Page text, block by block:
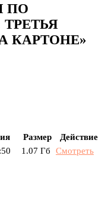
ПО
КАРТОНЕ»
Размер
Действие
1.07 Гб Смотреть